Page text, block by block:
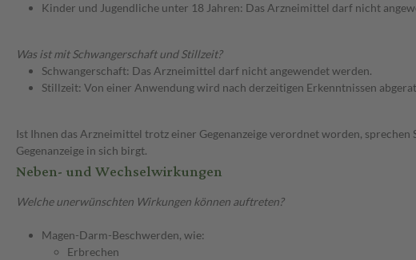
Kinder und Jugendliche unter 18 Jahren: Das Arzneimittel darf nicht
Was ist mit Schwangerschaft und Stillzeit?
Schwangerschaft: Das Arzneimittel darf nicht angewendet werden.
Stillzeit: Von einer Anwendung wird nach derzeitigen Erkenntnissen
Ist Ihnen das Arzneimittel trotz einer Gegenanzeige verordnet worden,
Gegenanzeige in sich birgt.
Neben- und Wechselwirkungen
Welche unerwünschten Wirkungen können auftreten?
Magen-Darm-Beschwerden, wie:
Erbrechen